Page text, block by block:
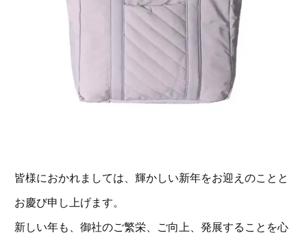
皆様におかれましては、輝かしい新年をお迎えのことと
お慶び申し上げます。
新しい年も、御社のご繁栄、ご向上、発展することを心